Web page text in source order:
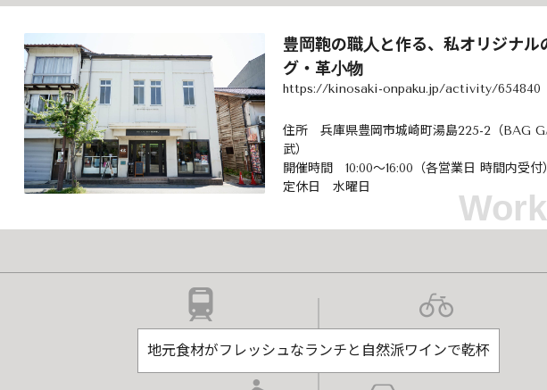
豊岡鞄の職人と作る、私オリジナル
グ・革小物
https://kinosaki-onpaku.jp/activity/654840
住所 兵庫県豊岡市城崎町湯島225-2（BAG
武）
開催時間 10:00～16:00（各営業日 時間内受付）
定休日 水曜日
地元食材がフレッシュなランチと自然派ワインで乾杯